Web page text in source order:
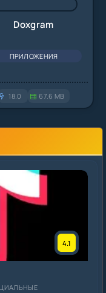
Doxgram
ПРИЛОЖЕНИЯ
18.0 67.6 MB
4.1